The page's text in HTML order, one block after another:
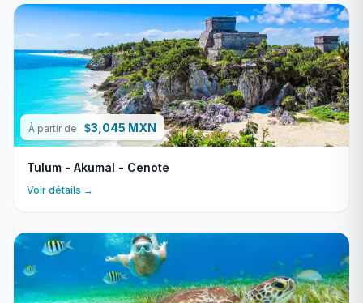
À partir de $3,045 MXN
Tulum - Akumal - Cenote
Voir détails →